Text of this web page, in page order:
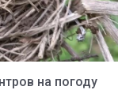
на погоду